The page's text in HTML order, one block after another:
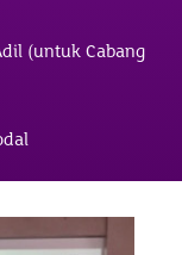
(untuk Cabang